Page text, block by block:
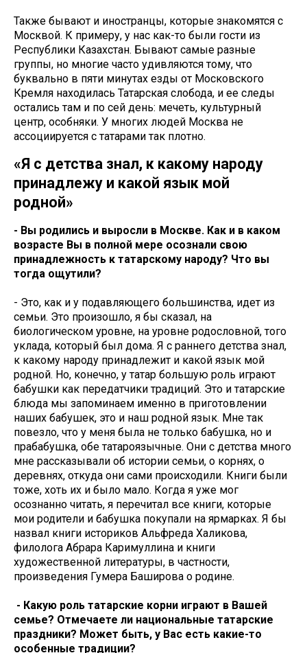
Также бывают и иностранцы, которые знакомятся с
Москвой. К примеру, у нас как-то были гости из
Республики Казахстан. Бывают самые разные
группы, но многие часто удивляются тому, что
буквально в пяти минутах езды от Московского
Кремля находилась Татарская слобода, и ее следы
остались там и по сей день: мечеть, культурный
центр, особняки. У многих людей Москва не
ассоциируется с татарами так плотно.
«Я с детства знал, к какому народу
принадлежу и какой язык мой
родной»
- Вы родились и выросли в Москве. Как и в каком
возрасте Вы в полной мере осознали свою
принадлежность к татарскому народу? Что вы
тогда ощутили?
- Это, как и у подавляющего большинства, идет из
семьи. Это произошло, я бы сказал, на
биологическом уровне, на уровне родословной, того
уклада, который был дома. Я с раннего детства знал,
к какому народу принадлежит и какой язык мой
родной. Но, конечно, у татар большую роль играют
бабушки как передатчики традиций. Это и татарские
блюда мы запоминаем именно в приготовлении
наших бабушек, это и наш родной язык. Мне так
повезло, что у меня была не только бабушка, но и
прабабушка, обе татароязычные. Они с детства много
мне рассказывали об истории семьи, о корнях, о
деревнях, откуда они сами происходили. Книги были
тоже, хоть их и было мало. Когда я уже мог
осознанно читать, я перечитал все книги, которые
мои родители и бабушка покупали на ярмарках. Я бы
назвал книги историков Альфреда Халикова,
филолога Абрара Каримуллина и книги
художественной литературы, в частности,
произведения Гумера Баширова о родине.
- Какую роль татарские корни играют в Вашей
семье? Отмечаете ли национальные татарские
праздники? Может быть, у Вас есть какие-то
особенные традиции?